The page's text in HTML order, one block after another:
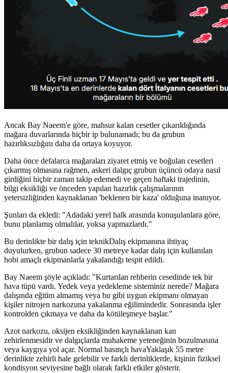
Ancak Bay Naeem'e göre, mahsur kalan cesetler çıkarıldığında
mağara duvarlarında hiçbir ip bulunamadı; bu da grubun
hazırlıksızlığını daha da ortaya koyuyor.
Daha önce defalarca mağaraları ziyaret etmiş ve boğulan cesetleri
çıkarmış olmasına rağmen, askeri dalgıç grubun üçüncü odaya nasıl
girdiğini hiçbir zaman takip edemedi ve geçen haftaki trajedinin,
bilgi eksikliği ve önceden yapılan hazırlık çalışmalarının
yetersizliğinden kaynaklanan 'beklenen bir kaza' olduğuna inanıyor.
Şunları da ekledi: "Adadaki yerel halk arasında konuşulanlara göre,
bunu planlamış olmalılar, yoksa yapmazlardı."
Bu derinlikte bir dalış için teknikDalış ekipmanına ihtiyaç
duyulurken, grubun sadece 30 metreye kadar dalış için kullanılan
hobi amaçlı ekipmanlarla yakalandığı tespit edildi.
Bay Naeem şöyle açıkladı: "Kurtarılan rehberin cesedinde tek bir
hava tüpü vardı. Yedek veya yedekleme sisteminiz nerede? Mağara
dalışında eğitim almamış veya bu gibi uygun ekipmanı olmayan
kişiler nitrojen narkozuna yakalanma eğilimindedir. Sonrasında işler
kontrolden çıkmaya ve daha da kötüleşmeye başlar."
Azot narkozu, oksijen eksikliğinden kaynaklanan kan
zehirlenmesidir ve dalgıçlarda muhakeme yeteneğinin bozulmasına
veya kaygıya yol açar. Normal basınçlı havaYaklaşık 55 metre
derinlikte zehirli hale gelebilir ve farklı derinliklerde, kişinin fiziksel
kondisyon seviyesine bağlı olarak farklı etkiler gösterir.